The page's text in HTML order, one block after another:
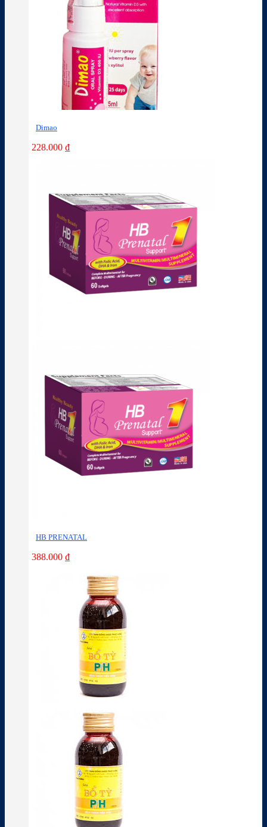
Dimao
228.000 ₫
HB PRENATAL
388.000 ₫